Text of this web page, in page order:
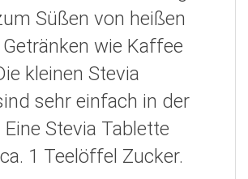
Süßen von heißen
wie Kaffee
kleinen Stevia
sehr einfach in der
Stevia Tablette
1 Teelöffel Zucker.